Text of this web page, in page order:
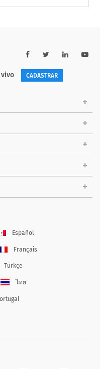
CADASTRAR
Español
Français
Türkçe
ไทย